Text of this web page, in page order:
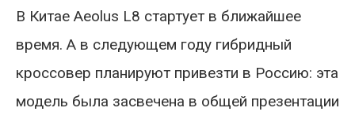
В Китае Aeolus L8 стартует в ближайшее
время. А в следующем году гибридный
кроссовер планируют привезти в Россию: эта
модель была засвечена в общей презентации